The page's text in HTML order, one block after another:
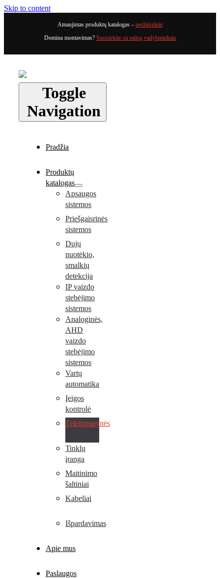
Skip to content
Atnaujintas produktų katalogas – peržiūrėkite
Domina montavimas? Susisiekite su mūsų vadybininkais
Toggle
Navigation
Pradžia
Produktų
katalogas
Apsaugos
sistemos
Priešgaisrinės
sistemos
Dujų
nuotėkio,
smalkių
detekcija
IP vaizdo
stebėjimo
sistemos
Analoginės,
AHD
vaizdo
stebėjimo
sistemos
Vartų
automatika
Įeigos
kontrolė
Telefonspynės
Tinklų
įranga
Maitinimo
šaltiniai
Kabeliai
Išpardavimas
Apie mus
Paslaugos